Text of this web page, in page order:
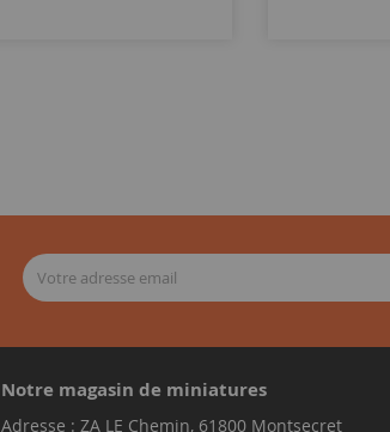
Notre magasin de miniatures
Adresse : ZA LE Chemin, 61800 Montsecret